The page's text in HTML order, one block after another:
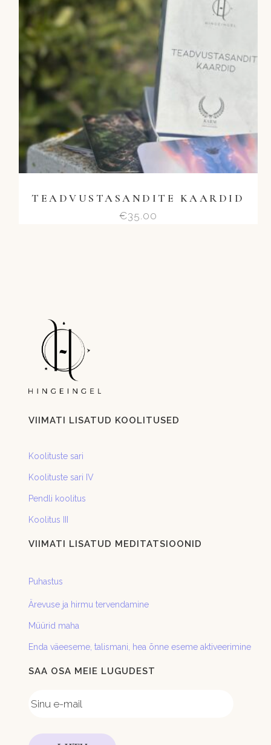
TEADVUSTASANDITE KAARDID
€35.00
VIIMATI LISATUD KOOLITUSED
Koolituste sari
Koolituste sari IV
Pendli koolitus
Koolitus III
VIIMATI LISATUD MEDITATSIOONID
Puhastus
Ärevuse ja hirmu tervendamine
Müürid maha
Enda väeeseme, talismani, hea õnne eseme aktiveerimine
SAA OSA MEIE LUGUDEST